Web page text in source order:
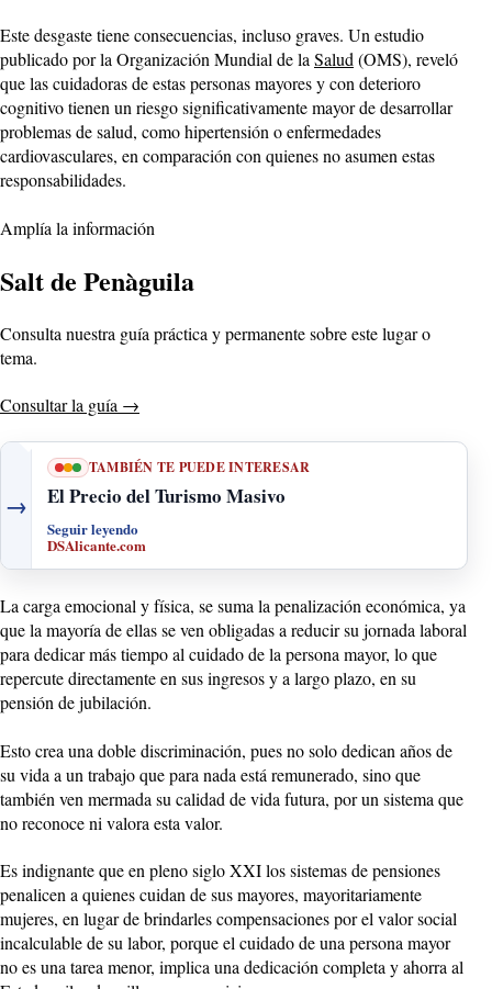
Este desgaste tiene consecuencias, incluso graves. Un estudio
publicado por la Organización Mundial de laSalud(OMS), reveló
que las cuidadoras de estas personas mayores y con deterioro
cognitivo tienen un riesgo significativamente mayor de desarrollar
problemas de salud, como hipertensión o enfermedades
cardiovasculares, en comparación con quienes no asumen estas
responsabilidades.
Amplía la información
Salt de Penàguila
Consulta nuestra guía práctica y permanente sobre este lugar o
tema.
Consultar la guía →
→
TAMBIÉN TE PUEDE INTERESAR
El Precio del Turismo Masivo
Seguir leyendo
DSAlicante.com
La carga emocional y física, se suma la penalización económica, ya
que la mayoría de ellas se ven obligadas a reducir su jornada laboral
para dedicar más tiempo al cuidado de la persona mayor, lo que
repercute directamente en sus ingresos y a largo plazo, en su
pensión de jubilación.
Esto crea una doble discriminación, pues no solo dedican años de
su vida a un trabajo que para nada está remunerado, sino que
también ven mermada su calidad de vida futura, por un sistema que
no reconoce ni valora esta valor.
Es indignante que en pleno siglo XXI los sistemas de pensiones
penalicen a quienes cuidan de sus mayores, mayoritariamente
mujeres, en lugar de brindarles compensaciones por el valor social
incalculable de su labor, porque el cuidado de una persona mayor
no es una tarea menor, implica una dedicación completa y ahorra al